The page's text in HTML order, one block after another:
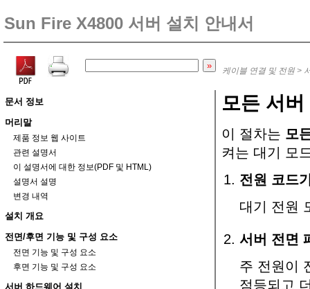
Sun Fire X4800 서버 설치 안내서
케이블 연결 및 전원>
문서 정보
머리말
제품 정보 웹 사이트
관련 설명서
이 설명서에 대한 정보(PDF 및 HTML)
설명서 설명
변경 내역
설치 개요
전면/후면 기능 및 구성 요소
전면 기능 및 구성 요소
후면 기능 및 구성 요소
서버 하드웨어 설치
모든 서
이 절차는 모
켜는 대기 모
전원 코드
대기 전원
서버 전면
주 전원이
점등되고